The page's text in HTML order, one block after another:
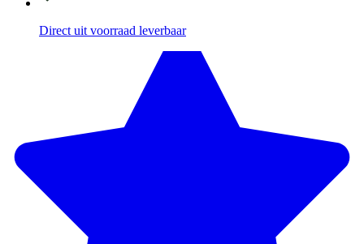
Direct uit voorraad leverbaar